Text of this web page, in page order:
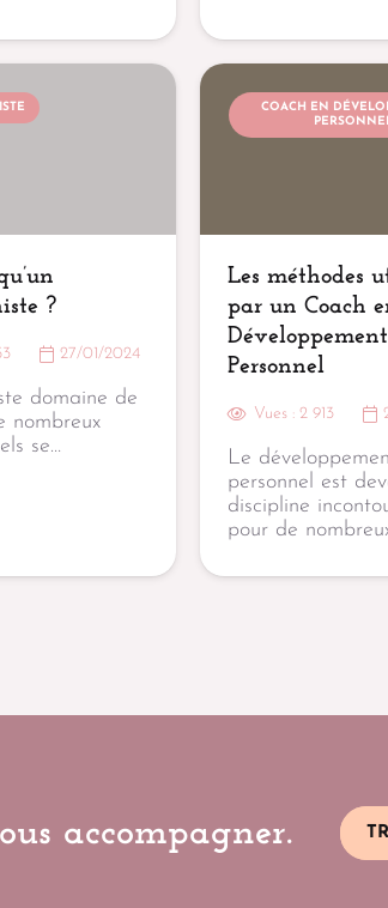
?
27/01/2024
domaine de
nombreux
se…
COACH EN
Les méthodes
par un Coach
Développement
Personnel
Vues : 2 913
Le
personnel est
discipline
pour de
accompagner.